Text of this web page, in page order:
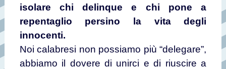
isolare chi delinque e chi pone a
repentaglio persino la vita degli
innocenti.
Noi calabresi non possiamo più “delegare”,
abbiamo il dovere di unirci e di riuscire a